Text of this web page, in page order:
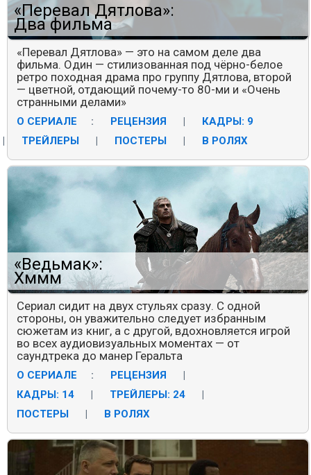
«Перевал Дятлова»:
Два фильма
«Перевал Дятлова» — это на самом деле два
фильма. Один — стилизованная под чёрно-белое
ретро походная драма про группу Дятлова, второй
— цветной, отдающий почему-то 80-ми и «Очень
странными делами»
О СЕРИАЛЕ : РЕЦЕНЗИЯ |
КАДРЫ: 9
|
ТРЕЙЛЕРЫ | ПОСТЕРЫ | В РОЛЯХ
«Ведьмак»:
Хммм
Сериал сидит на двух стульях сразу. С одной
стороны, он уважительно следует избранным
сюжетам из книг, а с другой, вдохновляется игрой
во всех аудиовизуальных моментах — от
саундтрека до манер Геральта
О СЕРИАЛЕ : РЕЦЕНЗИЯ
|
КАДРЫ: 14
| ТРЕЙЛЕРЫ: 24
|
ПОСТЕРЫ
| В РОЛЯХ